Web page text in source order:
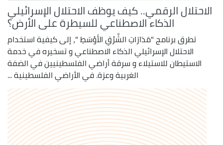
الاحتلال الرقمي.. كيف يوظف الاحتلال الإسرائيلي
الذكاء الاصطناعي للسيطرة على الأرض؟
تطرق برنامج "مَدَارَاتِ الشَّرْقِ الأَوْسَطِ "، إلى كيفية استخدام
الاحتلال الإسرائيلي الذكاء الاصطناعي و تسخيره في خدمة
الاستيطان للاستيلاء و سرقة أراضي الفلسطينيين في الضفة
الغربية وعزة. في الأراضي الفلسطينية ...